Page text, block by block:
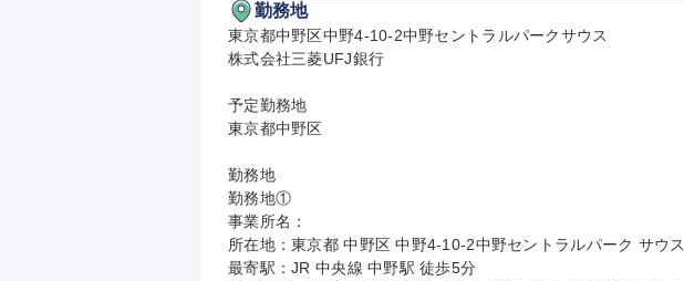
勤務地
東京都中野区中野4-10-2中野セントラルパークサウス
株式会社三菱UFJ銀行
予定勤務地
東京都中野区
勤務地
勤務地①
事業所名：
所在地：東京都 中野区 中野4-10-2中野セントラルパーク サウス
最寄駅：JR 中央線 中野駅 徒歩5分